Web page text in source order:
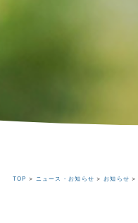
TOP > ニュース・お知らせ > お知らせ >